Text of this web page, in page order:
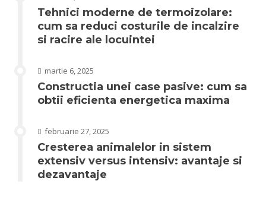
Tehnici moderne de termoizolare:
cum sa reduci costurile de incalzire
si racire ale locuintei
martie 6, 2025
Constructia unei case pasive: cum sa
obtii eficienta energetica maxima
februarie 27, 2025
Cresterea animalelor in sistem
extensiv versus intensiv: avantaje si
dezavantaje